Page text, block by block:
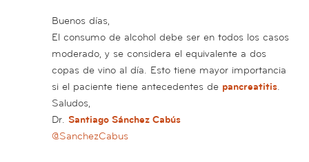
Buenos días,
El consumo de alcohol debe ser en todos los casos
moderado, y se considera el equivalente a dos
copas de vino al día. Esto tiene mayor importancia
si el paciente tiene antecedentes de pancreatitis.
Saludos,
Dr. Santiago Sánchez Cabús
@SanchezCabus